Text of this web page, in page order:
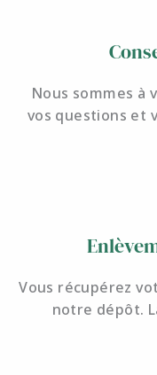
Nous sommes à
vos questions et
Vous récupérez
notre dépôt.